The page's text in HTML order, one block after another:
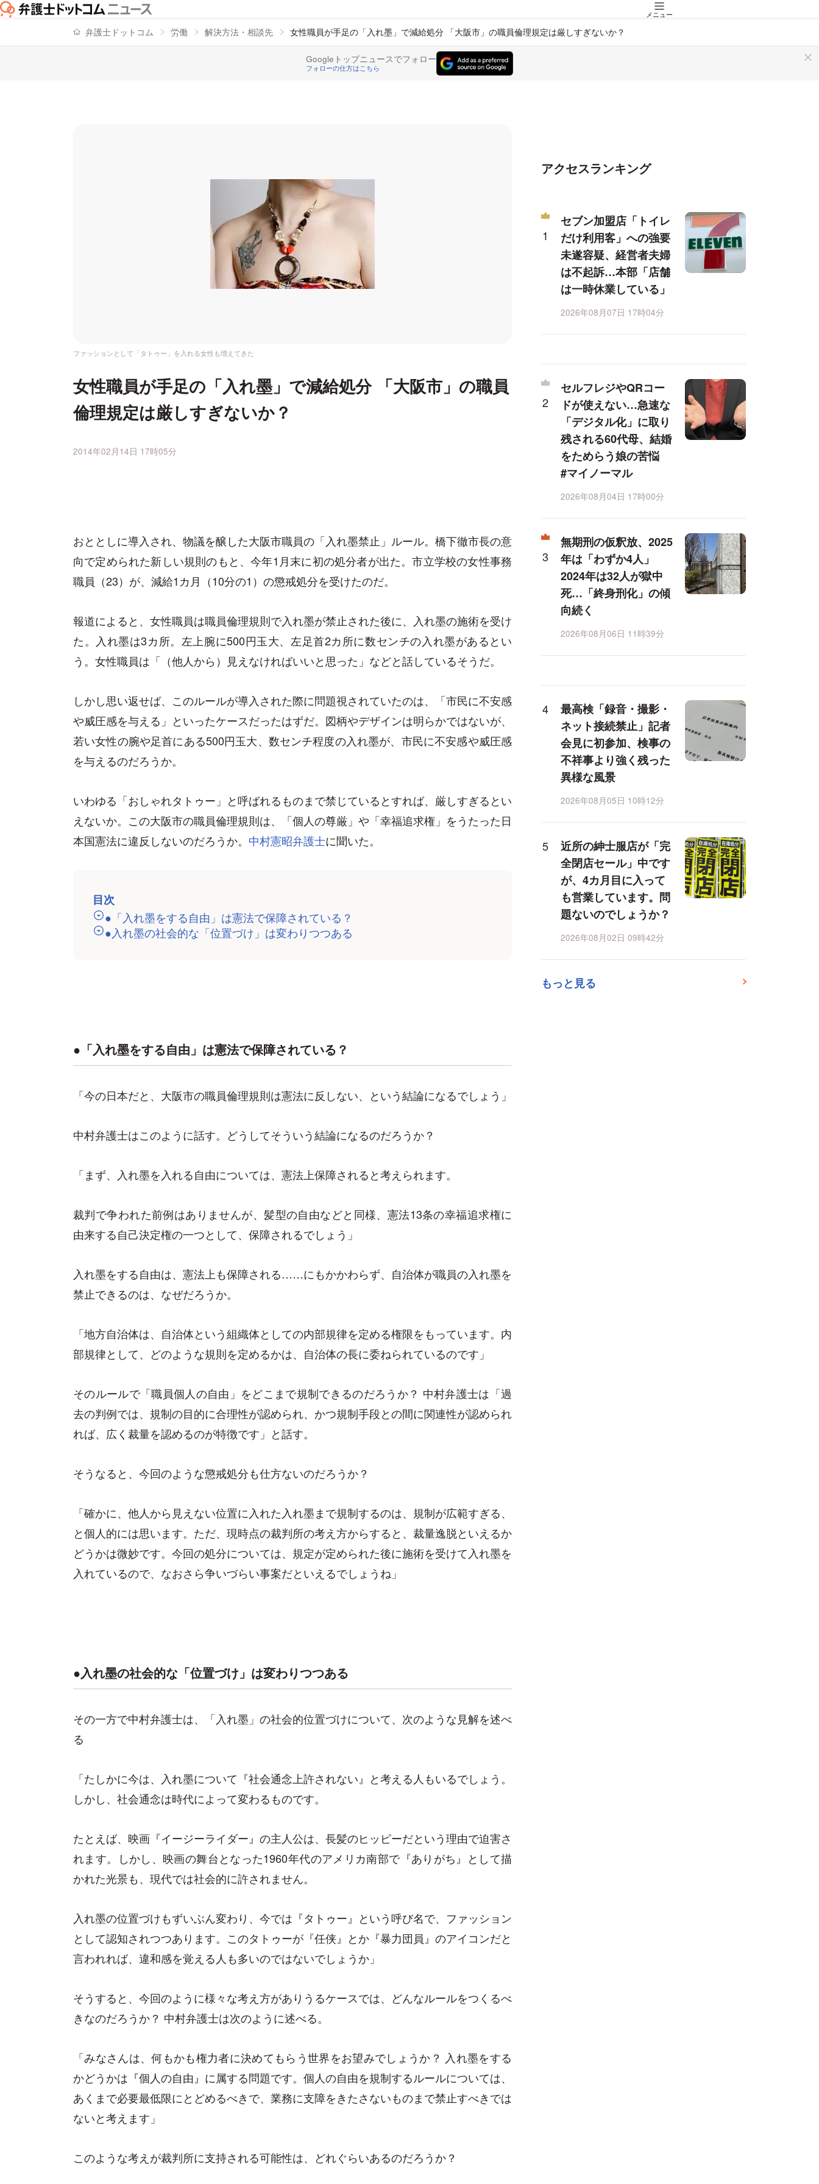
メニュー
弁護士ドットコム 労働 解決方法・相談先 女性職員が手足の「入れ墨」で減給処分 「大阪市」の職員倫理規定は厳しすぎないか？
Googleトップニュースでフォロー
フォローの仕方はこちら
ファッションとして「タトゥー」を入れる女性も増えてきた
女性職員が手足の「入れ墨」で減給処分 「大阪市」の職員
倫理規定は厳しすぎないか？
2014年02月14日 17時05分
おととしに導入され、物議を醸した大阪市職員の「入れ墨禁止」ルール。橋下徹市長の意
向で定められた新しい規則のもと、今年1月末に初の処分者が出た。市立学校の女性事務
職員（23）が、減給1カ月（10分の1）の懲戒処分を受けたのだ。
報道によると、女性職員は職員倫理規則で入れ墨が禁止された後に、入れ墨の施術を受け
た。入れ墨は3カ所。左上腕に500円玉大、左足首2カ所に数センチの入れ墨があるとい
う。女性職員は「（他人から）見えなければいいと思った」などと話しているそうだ。
しかし思い返せば、このルールが導入された際に問題視されていたのは、「市民に不安感
や威圧感を与える」といったケースだったはずだ。図柄やデザインは明らかではないが、
若い女性の腕や足首にある500円玉大、数センチ程度の入れ墨が、市民に不安感や威圧感
を与えるのだろうか。
いわゆる「おしゃれタトゥー」と呼ばれるものまで禁じているとすれば、厳しすぎるとい
えないか。この大阪市の職員倫理規則は、「個人の尊厳」や「幸福追求権」をうたった日
本国憲法に違反しないのだろうか。 中村憲昭弁護士に聞いた。
目次
●「入れ墨をする自由」は憲法で保障されている？
●入れ墨の社会的な「位置づけ」は変わりつつある
●「入れ墨をする自由」は憲法で保障されている？
「今の日本だと、大阪市の職員倫理規則は憲法に反しない、という結論になるでしょう」
中村弁護士はこのように話す。どうしてそういう結論になるのだろうか？
「まず、入れ墨を入れる自由については、憲法上保障されると考えられます。
裁判で争われた前例はありませんが、髪型の自由などと同様、憲法13条の幸福追求権に
由来する自己決定権の一つとして、保障されるでしょう」
入れ墨をする自由は、憲法上も保障される……にもかかわらず、自治体が職員の入れ墨を
禁止できるのは、なぜだろうか。
「地方自治体は、自治体という組織体としての内部規律を定める権限をもっています。内
部規律として、どのような規則を定めるかは、自治体の長に委ねられているのです」
そのルールで「職員個人の自由」をどこまで規制できるのだろうか？ 中村弁護士は「過
去の判例では、規制の目的に合理性が認められ、かつ規制手段との間に関連性が認められ
れば、広く裁量を認めるのが特徴です」と話す。
そうなると、今回のような懲戒処分も仕方ないのだろうか？
「確かに、他人から見えない位置に入れた入れ墨まで規制するのは、規制が広範すぎる、
と個人的には思います。ただ、現時点の裁判所の考え方からすると、裁量逸脱といえるか
どうかは微妙です。今回の処分については、規定が定められた後に施術を受けて入れ墨を
入れているので、なおさら争いづらい事案だといえるでしょうね」
●入れ墨の社会的な「位置づけ」は変わりつつある
その一方で中村弁護士は、「入れ墨」の社会的位置づけについて、次のような見解を述べ
る
「たしかに今は、入れ墨について『社会通念上許されない』と考える人もいるでしょう。
しかし、社会通念は時代によって変わるものです。
たとえば、映画『イージーライダー』の主人公は、長髪のヒッピーだという理由で迫害さ
れます。しかし、映画の舞台となった1960年代のアメリカ南部で『ありがち』として描
かれた光景も、現代では社会的に許されません。
入れ墨の位置づけもずいぶん変わり、今では『タトゥー』という呼び名で、ファッション
として認知されつつあります。このタトゥーが『任侠』とか『暴力団員』のアイコンだと
言われれば、違和感を覚える人も多いのではないでしょうか」
そうすると、今回のように様々な考え方がありうるケースでは、どんなルールをつくるべ
きなのだろうか？ 中村弁護士は次のように述べる。
「みなさんは、何もかも権力者に決めてもらう世界をお望みでしょうか？ 入れ墨をする
かどうかは『個人の自由』に属する問題です。個人の自由を規制するルールについては、
あくまで必要最低限にとどめるべきで、業務に支障をきたさないものまで禁止すべきでは
ないと考えます」
このような考えが裁判所に支持される可能性は、どれぐらいあるのだろうか？
アクセスランキング
セブン加盟店「トイレ
だけ利用客」への強要
未遂容疑、経営者夫婦
は不起訴…本部「店舗
は一時休業している」
2026年08月07日 17時04分
セルフレジやQRコー
ドが使えない…急速な
「デジタル化」に取り
残される60代母、結婚
をためらう娘の苦悩
#マイノーマル
2026年08月04日 17時00分
無期刑の仮釈放、2025
年は「わずか4人」
2024年は32人が獄中
死…「終身刑化」の傾
向続く
2026年08月06日 11時39分
最高検「録音・撮影・
ネット接続禁止」記者
会見に初参加、検事の
不祥事より強く残った
異様な風景
2026年08月05日 10時12分
近所の紳士服店が「完
全閉店セール」中です
が、4カ月目に入って
も営業しています。問
題ないのでしょうか？
2026年08月02日 09時42分
もっと見る